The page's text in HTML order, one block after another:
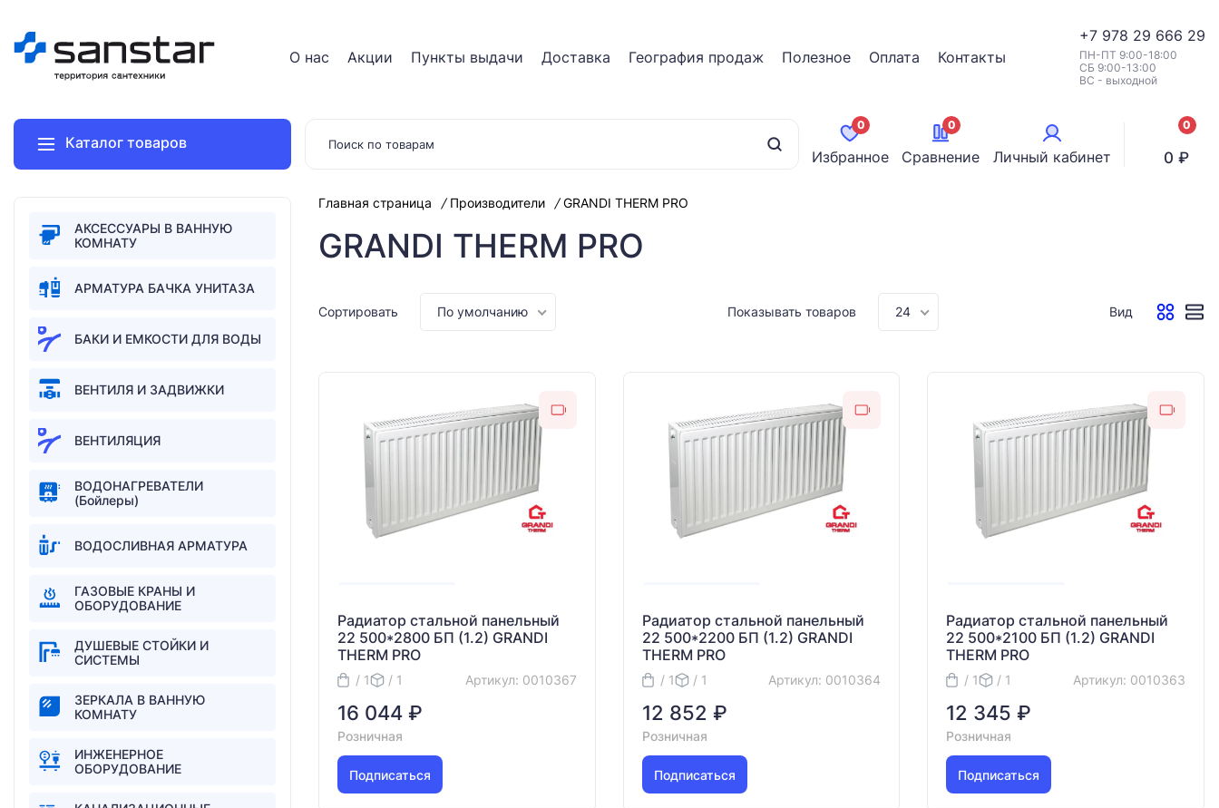
О нас Акции Пункты выдачи Доставка География продаж Полезное Оплата Контакты
+7 978 29 666 29
ПН-ПТ 9:00-18:00
СБ 9:00-13:00
ВС - выходной
Каталог товаров
0
Избранное
0
Сравнение Личный кабинет
0
0 ₽
АКСЕССУАРЫ В ВАННУЮ
КОМНАТУ
АРМАТУРА БАЧКА УНИТАЗА
БАКИ И ЕМКОСТИ ДЛЯ ВОДЫ
ВЕНТИЛЯ И ЗАДВИЖКИ
ВЕНТИЛЯЦИЯ
ВОДОНАГРЕВАТЕЛИ
(Бойлеры)
ВОДОСЛИВНАЯ АРМАТУРА
ГАЗОВЫЕ КРАНЫ И
ОБОРУДОВАНИЕ
ДУШЕВЫЕ СТОЙКИ И
СИСТЕМЫ
ЗEРКAЛA В ВАННУЮ
КОМНАТУ
ИНЖЕНЕРНОЕ
ОБОРУДОВАНИЕ
Главная страница Производители GRANDI THERM PRO
GRANDI THERM PRO
Сортировать По умолчанию Показывать товаров 24 Вид
Радиатор стальной панельный
22 500*2800 БП (1.2) GRANDI
THERM PRO
/ 1 / 1 Артикул: 0010367
16 044 ₽
Розничная
Подписаться
Радиатор стальной панельный
22 500*2200 БП (1.2) GRANDI
THERM PRO
/ 1 / 1 Артикул: 0010364
12 852 ₽
Розничная
Подписаться
Радиатор стальной панельный
22 500*2100 БП (1.2) GRANDI
THERM PRO
/ 1 / 1 Артикул: 0010363
12 345 ₽
Розничная
Подписаться